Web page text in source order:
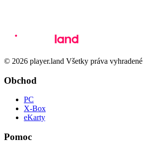
© 2026 player.land Všetky práva vyhradené
Obchod
PC
X-Box
eKarty
Pomoc